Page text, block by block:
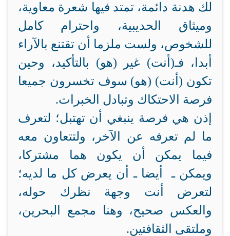
لك هدنة دائمة، تمتد فيها شعرة معاوية،
وميثاق الحديبية، واحترام كامل
للشخوص، ولست ملزما أن تقتنع بالآراء
أبدا، فـ(أنت) غير (هو) بالتأكيد، وحين
تكون (أنت) (هو) سوف تخسرون جميعا
فرصة الاحتكاك وتبادل الخبرات.
إذن هي فرصة ينبغي أن تهتبل؛ لتعرف
ما لم تعرفه عن الآخر، ولتتعاون معه
فيما يمكن أن يكون هما مشتركا،
ويمكن ـ أيضا ـ أن يعرض كل ما لديه؛
لتعرض أنت وجهة نظرك حوله،
والعكس صحيح، وهنا مجمع البحرين،
وملتقى الثقافتين.